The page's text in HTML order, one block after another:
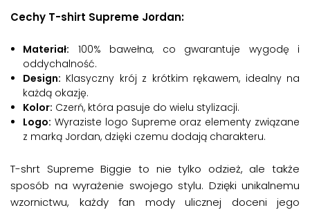
Cechy T-shirt Supreme Jordan:
Materiał: 100% bawełna, co gwarantuje wygodę i
oddychalność.
Design: Klasyczny krój z krótkim rękawem, idealny na
każdą okazję.
Kolor: Czerń, która pasuje do wielu stylizacji.
Logo: Wyraziste logo Supreme oraz elementy związane
z marką Jordan, dzięki czemu dodają charakteru.
T-shrt Supreme Biggie to nie tylko odzież, ale także
sposób na wyrażenie swojego stylu. Dzięki unikalnemu
wzornictwu, każdy fan mody ulicznej doceni jego